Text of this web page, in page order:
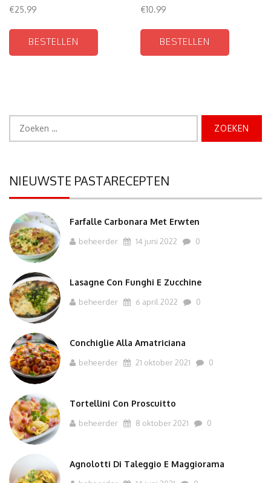
€25.99
BESTELLEN
€10.99
BESTELLEN
NIEUWSTE PASTARECEPTEN
Farfalle Carbonara Met Erwten
beheerder 14 juni 2022 0
Lasagne Con Funghi E Zucchine
beheerder 6 april 2022 0
Conchiglie Alla Amatriciana
beheerder 21 oktober 2021 0
Tortellini Con Proscuitto
beheerder 8 oktober 2021 0
Agnolotti Di Taleggio E Maggiorama